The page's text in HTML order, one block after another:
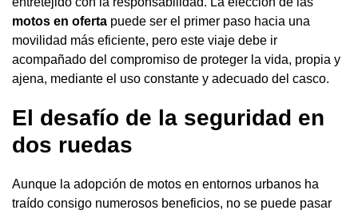
motos en oferta puede ser el primer paso hacia una
movilidad más eficiente, pero este viaje debe ir
acompañado del compromiso de proteger la vida, propia y
ajena, mediante el uso constante y adecuado del casco.
El desafío de la seguridad en
dos ruedas
Aunque la adopción de motos en entornos urbanos ha
traído consigo numerosos beneficios, no se puede pasar